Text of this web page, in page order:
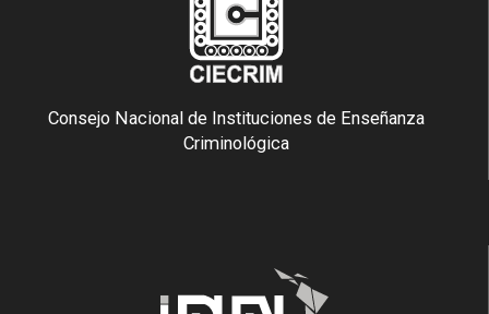
Consejo Nacional de Instituciones de Enseñanza
Criminológica